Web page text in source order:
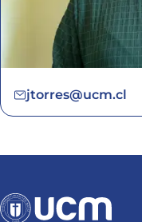
jtorres@ucm.cl